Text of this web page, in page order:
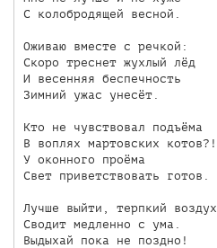
С колобродящей весной.
Оживаю вместе с речкой:
Скоро треснет жухлый лёд
И весенняя беспечность
Зимний ужас унесёт.
Кто не чувствовал подъёма
В воплях мартовских котов?!
У оконного проёма
Свет приветствовать готов.
Лучше выйти, терпкий воздух
Сводит медленно с ума.
Выдыхай пока не поздно!